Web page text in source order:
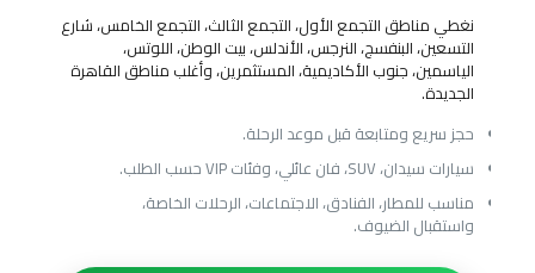
نغطي مناطق التجمع الأول، التجمع الثالث، التجمع الخامس، شارع
التسعين، البنفسج، النرجس، الأندلس، بيت الوطن، اللوتس،
الياسمين، جنوب الأكاديمية، المستثمرين، وأغلب مناطق القاهرة
الجديدة.
حجز سريع ومتابعة قبل موعد الرحلة.
سيارات سيدان، SUV، فان عائلي، وفئات VIP حسب الطلب.
مناسب للمطار، الفنادق، الاجتماعات، الرحلات الخاصة،
واستقبال الضيوف.